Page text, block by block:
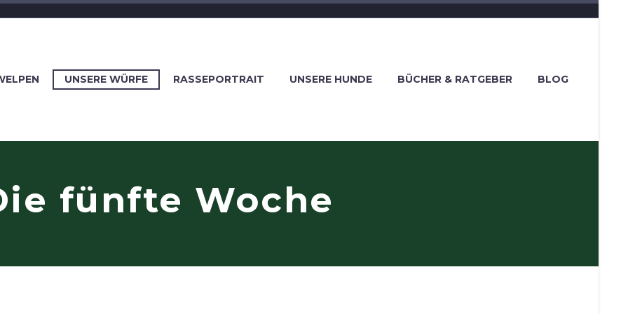
UNSERE WÜRFE RASSEPORTRAIT UNSERE HUNDE BÜCHER & RATGEBER BLOG
fünfte Woche